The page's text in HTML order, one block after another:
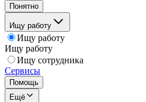
Понятно
Ищу работу
Ищу работу
Ищу работу
Ищу сотрудника
Сервисы
Помощь
Ещё